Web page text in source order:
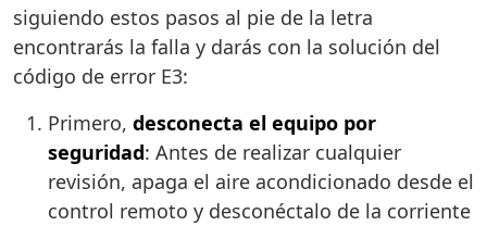
siguiendo estos pasos al pie de la letra
encontrarás la falla y darás con la solución del
código de error E3:
Primero, desconecta el equipo por
seguridad: Antes de realizar cualquier
revisión, apaga el aire acondicionado desde el
control remoto y desconéctalo de la corriente